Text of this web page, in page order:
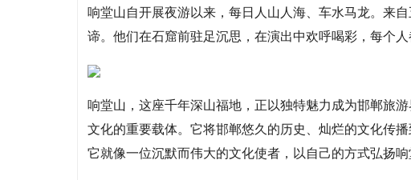
响堂山自开展夜游以来，每日人山人海、车水马龙。来
谛。他们在石窟前驻足沉思，在演出中欢呼喝彩，每个
响堂山，这座千年深山福地，正以独特魅力成为邯郸旅
文化的重要载体。它将邯郸悠久的历史、灿烂的文化传
它就像一位沉默而伟大的文化使者，以自己的方式弘扬